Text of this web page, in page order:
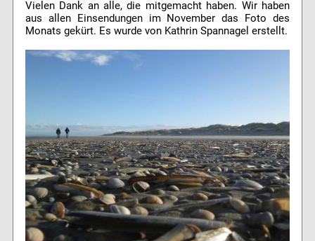
Vielen Dank an alle, die mitgemacht haben. Wir haben
aus allen Einsendungen im November das Foto des
Monats gekürt. Es wurde von Kathrin Spannagel erstellt.